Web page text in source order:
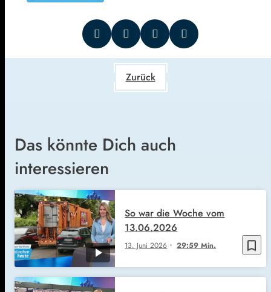
Zurück
Das könnte Dich auch
interessieren
bookmark_border
13. Juni 2026 29:59 Min.
So war die Woche vom
13.06.2026